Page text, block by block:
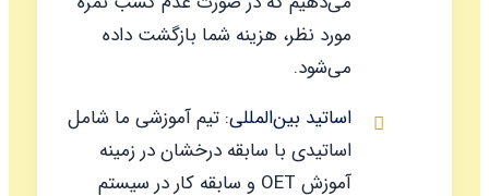
مورد نظر، هزینه شما بازگشت داده
می‌شود.
اساتید بین‌المللی: تیم آموزشی ما شامل
اساتیدی با سابقه درخشان در زمینه
آموزش OET و سابقه کار در سیستم